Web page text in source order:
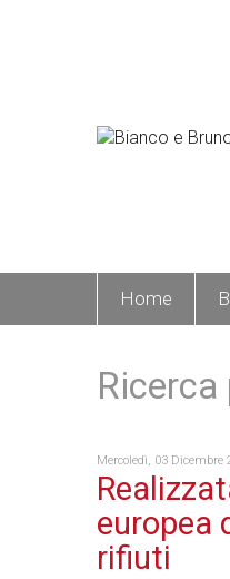
Home
Mercoledì, 03 Dicembre
europea
rifiuti